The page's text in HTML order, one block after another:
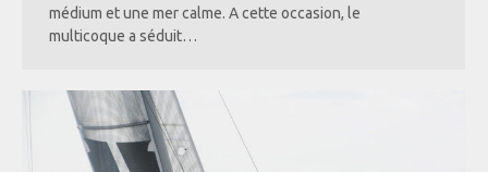
médium et une mer calme. A cette occasion, le
multicoque a séduit…